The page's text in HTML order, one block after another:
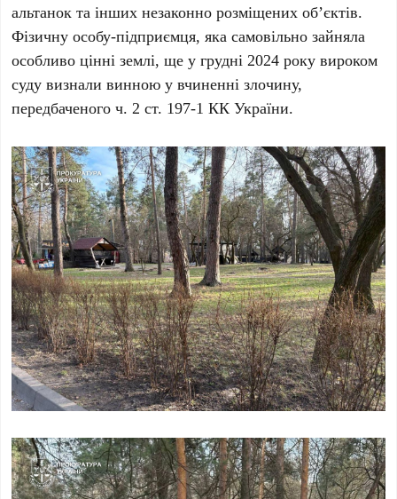
альтанок та інших незаконно розміщених об’єктів.
Фізичну особу-підприємця, яка самовільно зайняла
особливо цінні землі, ще у грудні 2024 року вироком
суду визнали винною у вчиненні злочину,
передбаченого ч. 2 ст. 197-1 КК України.